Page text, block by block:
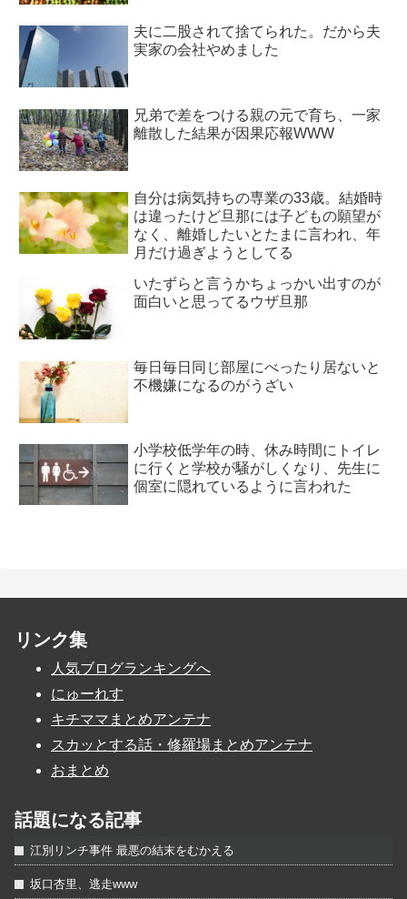
夫に二股されて捨てられた。だから夫
実家の会社やめました
兄弟で差をつける親の元で育ち、一家
離散した結果が因果応報WWW
自分は病気持ちの専業の33歳。結婚時
は違ったけど旦那には子どもの願望が
なく、離婚したいとたまに言われ、年
月だけ過ぎようとしてる
いたずらと言うかちょっかい出すのが
面白いと思ってるウザ旦那
毎日毎日同じ部屋にべったり居ないと
不機嫌になるのがうざい
小学校低学年の時、休み時間にトイレ
に行くと学校が騒がしくなり、先生に
個室に隠れているように言われた
リンク集
人気ブログランキングへ
にゅーれす
キチママまとめアンテナ
スカッとする話・修羅場まとめアンテナ
おまとめ
話題になる記事
江別リンチ事件 最悪の結末をむかえる
坂口杏里、逃走www